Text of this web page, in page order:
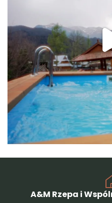
A&M Rzepa i